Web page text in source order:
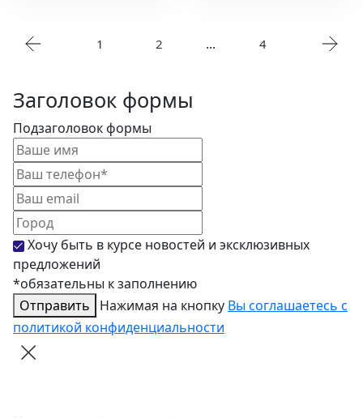
1 2 ... 4
Заголовок формы
Подзаголовок формы
Хочу быть в курсе новостей и эксклюзивных
предложений
*обязательны к заполнению
Отправить
Нажимая на кнопку Вы соглашаетесь с
политикой конфиденциальности